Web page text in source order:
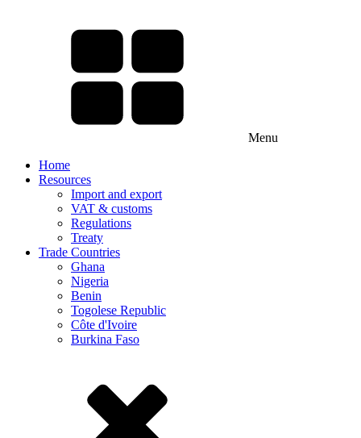
Menu
Home
Resources
Import and export
VAT & customs
Regulations
Treaty
Trade Countries
Ghana
Nigeria
Benin
Togolese Republic
Côte d'Ivoire
Burkina Faso